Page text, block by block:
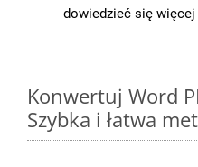
dowiedzieć się więcej
Konwertuj Word
Szybka i łatwa